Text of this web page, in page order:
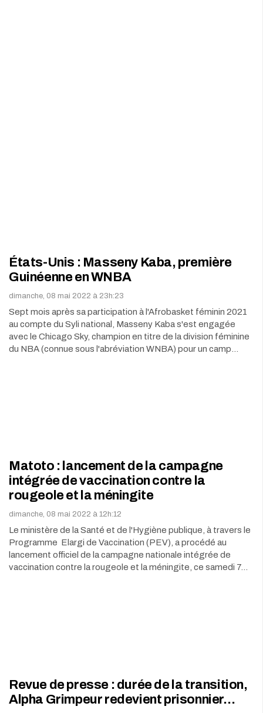
États-Unis : Masseny Kaba, première
Guinéenne en WNBA
dimanche, 08 mai 2022 à 23h:23
Sept mois après sa participation à l'Afrobasket féminin 2021
au compte du Syli national, Masseny Kaba s'est engagée
avec le Chicago Sky, champion en titre de la division féminine
du NBA (connue sous l'abréviation WNBA) pour un camp…
Matoto : lancement de la campagne
intégrée de vaccination contre la
rougeole et la méningite
dimanche, 08 mai 2022 à 12h:12
Le ministère de la Santé et de l'Hygiène publique, à travers le
Programme Elargi de Vaccination (PEV), a procédé au
lancement officiel de la campagne nationale intégrée de
vaccination contre la rougeole et la méningite, ce samedi 7…
Revue de presse : durée de la transition,
Alpha Grimpeur redevient prisonnier…